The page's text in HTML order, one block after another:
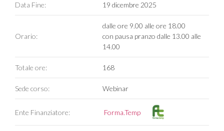
Data Fine: 19 dicembre 2025
Orario:
dalle ore 9.00 alle ore 18.00
con pausa pranzo dalle 13.00 alle
14.00
Totale ore: 168
Sede corso: Webinar
Ente Finanziatore: Forma.Temp